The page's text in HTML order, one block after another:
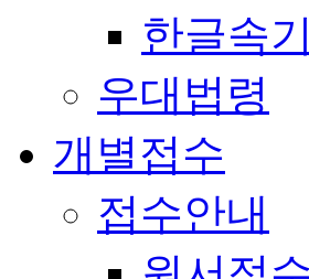
한글속기
우대법령
개별접수
접수안내